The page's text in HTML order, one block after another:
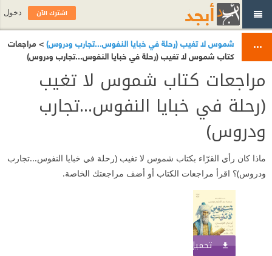
شموس لا تغيب (رحلة في خبايا النفوس...تجارب ودروس)> مراجعات
كتاب شموس لا تغيب (رحلة في خبايا النفوس...تجارب ودروس)
مراجعات كتاب شموس لا تغيب
(رحلة في خبايا النفوس...تجارب
ودروس)
ماذا كان رأي القرّاء بكتاب شموس لا تغيب (رحلة في خبايا النفوس...تجارب
ودروس)؟ اقرأ مراجعات الكتاب أو أضف مراجعتك الخاصة.
تحميل الكتاب
اشترك الآن دخول